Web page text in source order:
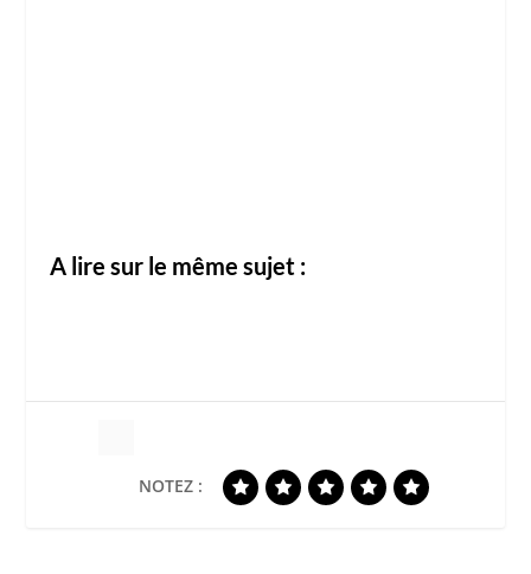
A lire sur le même sujet :
NOTEZ :